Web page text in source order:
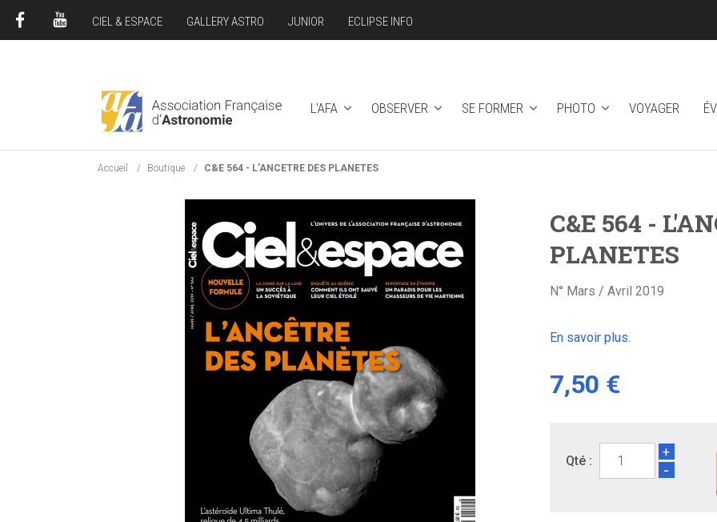
L'AFA OBSERVER SE FORMER PHOTO VOYAGER
CIEL & ESPACE GALLERY ASTRO JUNIOR ECLIPSE INFO
Accueil Boutique C&E 564 - L'ANCETRE DES PLANETES
C&E 564 -
PLANETES
N° Mars / Avril 2019
En savoir plus.
7,50 €
Qté :
+
-